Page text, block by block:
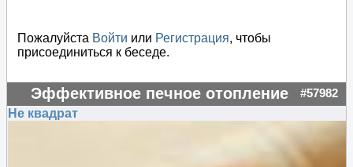
Пожалуйста Войти или Регистрация, чтобы
присоединиться к беседе.
Эффективное печное отопление #57982
Не квадрат